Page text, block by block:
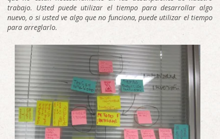
trabajo. Usted puede utilizar el tiempo para desarrollar algo
nuevo, o si usted ve algo que no funciona, puede utilizar el tiempo
para arreglarlo.